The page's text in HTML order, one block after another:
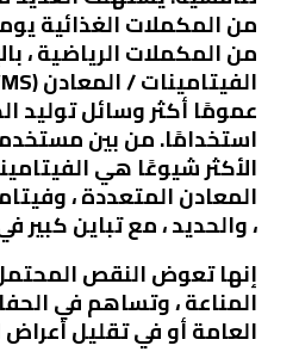
من المكملات الغذائية
من المكملات الرياضية ،
عمومًا أكثر وسائل توليد
الأكثر شيوعًا هي
، والحديد ، مع تباين كبير
إنها تعوض النقص
المناعة ، وتساهم في
العامة أو في تقليل أعراض